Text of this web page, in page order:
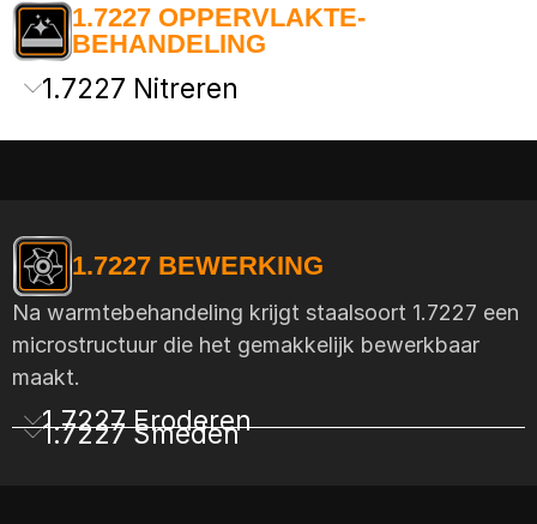
1.7227 OPPERVLAKTE-
BEHANDELING
1.7227 Nitreren
1.7227 BEWERKING
Na warmtebehandeling krijgt staalsoort 1.7227 een
microstructuur die het gemakkelijk bewerkbaar
maakt.
1.7227 Eroderen
1.7227 Smeden